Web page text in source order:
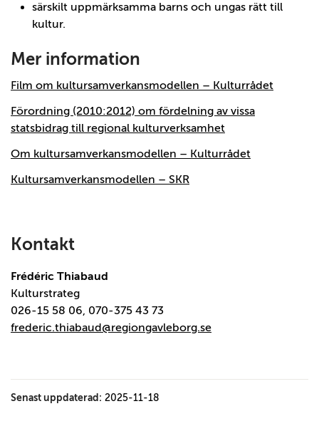
särskilt uppmärksamma barns och ungas rätt till
kultur.
Mer information
Film om kultursamverkansmodellen – Kulturrådet
Förordning (2010:2012) om fördelning av vissa
statsbidrag till regional kulturverksamhet
Om kultursamverkansmodellen – Kulturrådet
Kultursamverkansmodellen – SKR
Kontakt
Frédéric Thiabaud
Kulturstrateg
026-15 58 06, 070-375 43 73
frederic.thiabaud@regiongavleborg.se
Senast uppdaterad: 2025-11-18